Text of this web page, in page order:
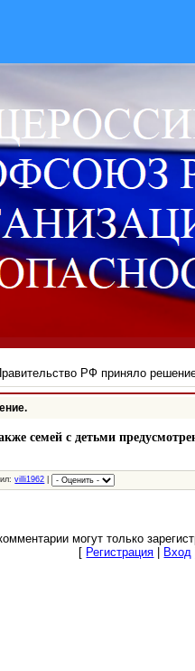
РФ приняло
семей с детьми
villi1962
могут только
[ Регистрация Вход